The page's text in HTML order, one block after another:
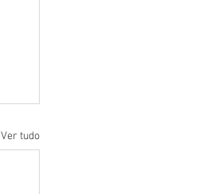
Ver tudo